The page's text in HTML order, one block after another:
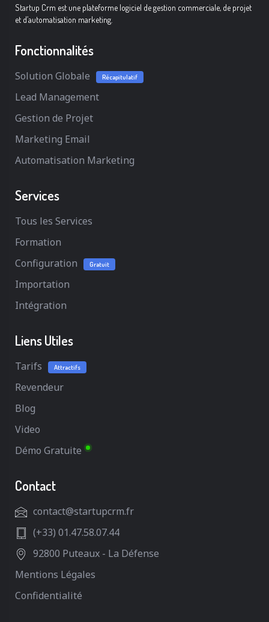
Startup Crm est une plateforme logiciel de gestion commerciale, de projet
et d’automatisation marketing.
Fonctionnalités
Solution Globale Récapitulatif
Lead Management
Gestion de Projet
Marketing Email
Automatisation Marketing
Services
Tous les Services
Formation
Configuration
Gratuit
Importation
Intégration
Liens Utiles
Tarifs Attractifs
Revendeur
Blog
Video
Démo Gratuite
Contact
contact@startupcrm.fr
(+33) 01.47.58.07.44
92800 Puteaux - La Défense
Mentions Légales
Confidentialité